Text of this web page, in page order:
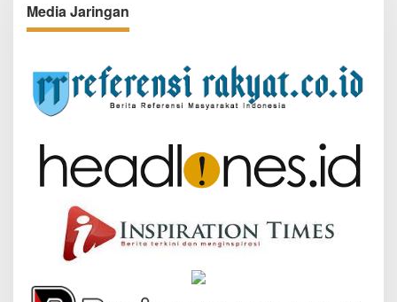
Media Jaringan